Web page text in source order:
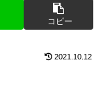
コピー
2021.10.12